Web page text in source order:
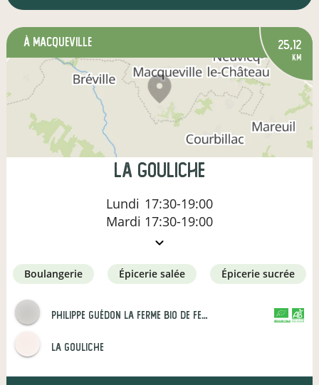
à Macqueville 25,12
km
La Gouliche
Lundi 17:30-19:00
Mardi 17:30-19:00
boulangerie épicerie salée épicerie sucrée
Philippe Guédon La Ferme Bio de Ferrieres
La Gouliche